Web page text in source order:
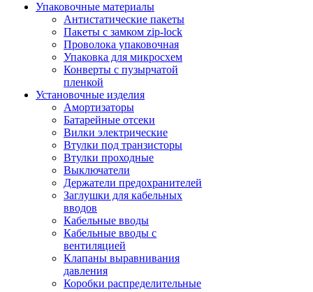
Упаковочные материалы
Антистатические пакеты
Пакеты с замком zip-lock
Проволока упаковочная
Упаковка для микросхем
Конверты с пузырчатой
пленкой
Установочные изделия
Амортизаторы
Батарейные отсеки
Вилки электрические
Втулки под транзисторы
Втулки проходные
Выключатели
Держатели предохранителей
Заглушки для кабельных
вводов
Кабельные вводы
Кабельные вводы с
вентиляцией
Клапаны выравнивания
давления
Коробки распределительные